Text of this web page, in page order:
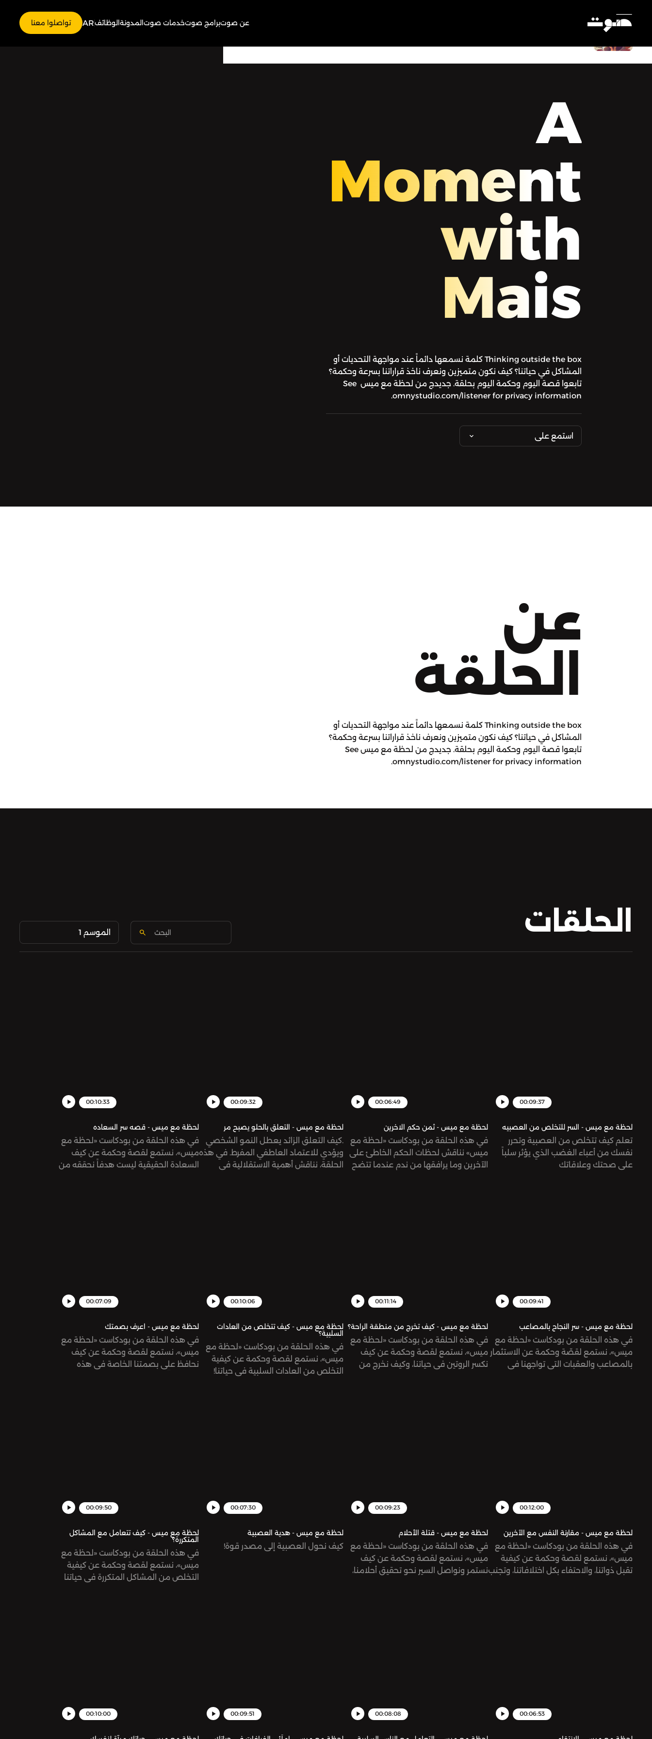
عن صوتبرامج صوتخدمات صوتالمدونةالوظائفAR تواصلوا معنا
A
Moment
with
Mais
Thinking outside the box كلمة نسمعها دائماً عند مواجهة التحديات أو
المشاكل في حياتنا؟ كيف نكون متميزين ونعرف ناخذ قراراتنا بسرعة وحكمة؟
تابعوا قصة اليوم وحكمة اليوم بحلقة. جديدج من لحظة مع ميس See
omnystudio.com/listener for privacy information.
استمع على
عن
الحلقة
Thinking outside the box كلمة نسمعها دائماً عند مواجهة التحديات أو
المشاكل في حياتنا؟ كيف نكون متميزين ونعرف ناخذ قراراتنا بسرعة وحكمة؟
تابعوا قصة اليوم وحكمة اليوم بحلقة. جديدج من لحظة مع ميس See
omnystudio.com/listener for privacy information.
الحلقات الموسم 1
00:09:37
لحظة مع ميس - السر للتخلص من العصبيه
تعلم كيف تتخلص من العصبية وتحرر
نفسك من أعباء الغضب الذي يؤثر سلباً
على صحتك وعلاقاتك
00:06:49
لحظة مع ميس - ثمن حكم الاخرين
في هذه الحلقة من بودكاست «لحظة مع
ميس» نناقش لحظات الحكم الخاطئ على
الآخرين وما يرافقها من ندم عندما تتضح
00:09:32
لحظة مع ميس - التعلق بالحلو يصبح مر
.كيف التعلق الزائد يعطل النمو الشخصي
ويؤدي للاعتماد العاطفي المفرط. في هذه
الحلقة، نناقش أهمية الاستقلالية في
00:10:33
لحظة مع ميس - قصه سر السعاده
في هذه الحلقة من بودكاست «لحظة مع
ميس»، نستمع لقصة وحكمة عن كيف
السعادة الحقيقية ليست هدفاً نحققه من
00:09:41
لحظة مع ميس - سر النجاح بالمصاعب
في هذه الحلقة من بودكاست «لحظة مع
ميس»، نستمع لقصّة وحكمة عن الاستثمار
بالمصاعب والعقبات التي تواجهنا في
00:11:14
لحظة مع ميس - كيف تخرج من منطقة الراحة؟
في هذه الحلقة من بودكاست «لحظة مع
ميس»، نستمع لقصة وحكمة عن كيف
نكسر الروتين في حياتنا، وكيف نخرج من
00:10:06
لحظة مع ميس - كيف تتخلص من العادات
السلبية؟
في هذه الحلقة من بودكاست «لحظة مع
ميس»، نستمع لقصة وحكمة عن كيفية
التخلص من العادات السلبية في حياتنا!
00:07:09
لحظة مع ميس - اعرف بصمتك
في هذه الحلقة من بودكاست «لحظة مع
ميس»، نستمع لقصة وحكمة عن كيف
نحافظ على بصمتنا الخاصة في هذه
00:12:00
لحظة مع ميس - مقارنة النفس مع الآخرين
في هذه الحلقة من بودكاست «لحظة مع
ميس»، نستمع لقصة وحكمة عن كيفية
تقبل ذواتنا، والاحتفاء بكل اختلافاتنا، وتجنب
00:09:23
لحظة مع ميس - قتلة الأحلام
في هذه الحلقة من بودكاست «لحظة مع
ميس»، نستمع لقصة وحكمة عن كيف
نستمر ونواصل السير نحو تحقيق أحلامنا،
00:07:30
لحظة مع ميس - هدية العصبية
كيف نحول العصبية إلى مصدر قوة!
00:09:50
لحظة مع ميس - كيف تتعامل مع المشاكل
المتكررة؟
في هذه الحلقة من بودكاست «لحظة مع
ميس»، نستمع لقصة وحكمة عن كيفية
التخلص من المشاكل المتكررة في حياتنا
00:06:53
00:08:08
00:09:51
00:10:00